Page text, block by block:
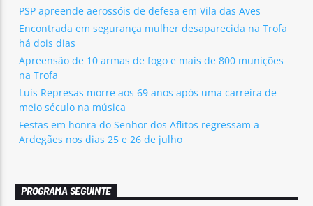
PSP apreende aerossóis de defesa em Vila das Aves
Encontrada em segurança mulher desaparecida na Trofa
há dois dias
Apreensão de 10 armas de fogo e mais de 800 munições
na Trofa
Luís Represas morre aos 69 anos após uma carreira de
meio século na música
Festas em honra do Senhor dos Aflitos regressam a
Ardegães nos dias 25 e 26 de julho
PROGRAMA SEGUINTE